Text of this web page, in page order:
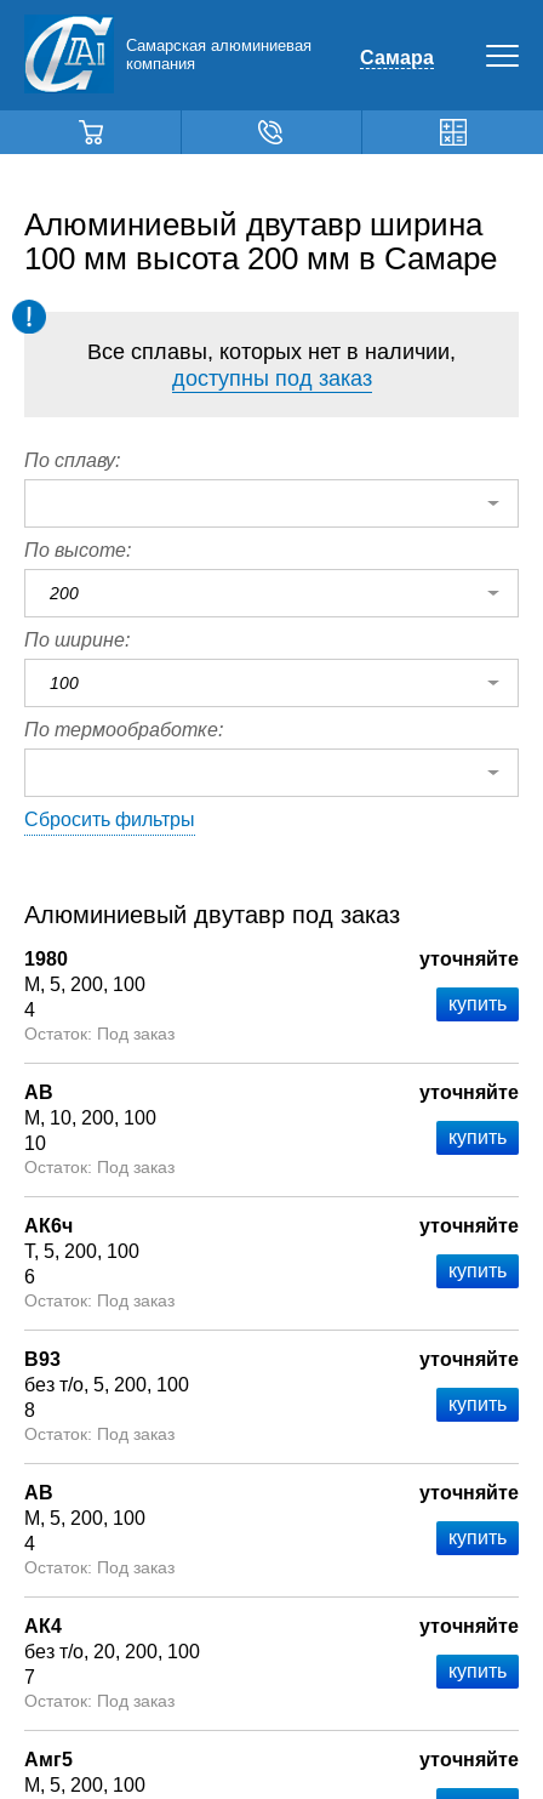
Самарская алюминиевая
компания
Самара
Алюминиевый двутавр ширина
100 мм высота 200 мм в Самаре
Все сплавы, которых нет в наличии,
доступны под заказ
По сплаву:
По высоте:
200
По ширине:
100
По термообработке:
Сбросить фильтры
Алюминиевый двутавр под заказ
1980
М 5 200 100
4
Под заказ
уточняйте
АВ
М
10 200 100
10
Под заказ
уточняйте
АК6ч
Т 5 200 100
6
Под заказ
уточняйте
В93
без т/о 5 200 100
8
Под заказ
уточняйте
АВ
М 5 200 100
4
Под заказ
уточняйте
АК4
без т/о 20 200 100
7
Под заказ
уточняйте
Амг5
М 5 200 100
уточняйте